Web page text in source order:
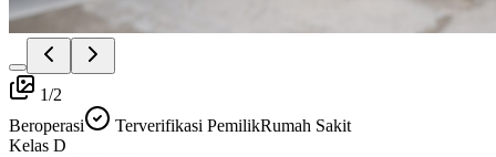
1/2
Beroperasi
Terverifikasi PemilikRumah Sakit
Kelas D